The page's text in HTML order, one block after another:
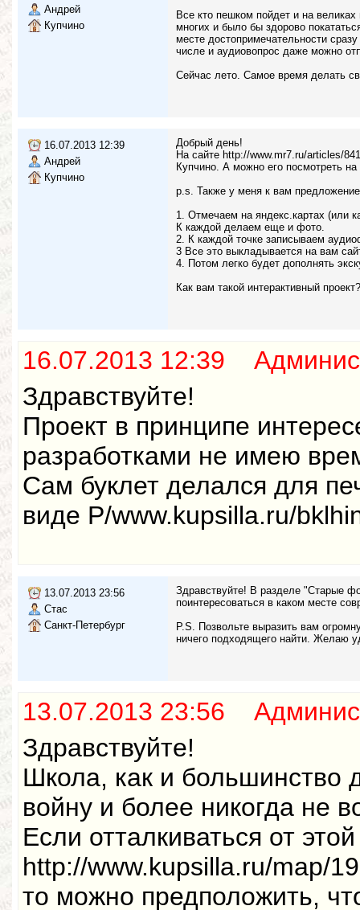
Андрей
Купчино
Все кто пешком пойдет и на
многих и было бы здорово
месте достопримечательности
числе и аудиовопрос даже можно
Сейчас лето. Самое время делать
16.07.2013 12:39
Андрей
Купчино
Добрый день!
На сайте http://www.mr7.ru/articles/
Купчино. А можно его посмотреть на
p.s. Также у меня к вам
1. Отмечаем на яндекс.картах (или
К каждой делаем еще и фото.
2. К каждой точке записываем
3 Все это выкладывается на вам
4. Потом легко будет дополнять
Как вам такой интерактивный проект?
16.07.2013 12:39
Здравствуйте!
Проект в принципе
разработками не имею
Сам буклет делался для
виде P/www.kupsilla.ru/
13.07.2013 23:56
Стас
Санкт-Петербург
Здравствуйте! В разделе "Старые
поинтересоваться в каком месте
P.S. Позвольте выразить вам
ничего подходящего найти. Желаю
13.07.2013 23:56
Здравствуйте!
Школа, как и большинство
войну и более никогда не
Если отталкиваться от
http://www.kupsilla.ru/map/
то можно предположить,